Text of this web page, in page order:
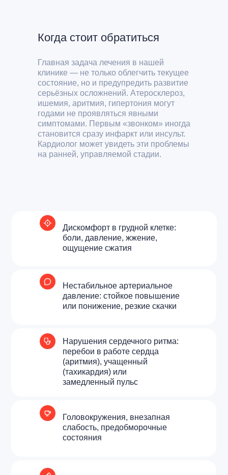
Главная задача лечения в нашей
клинике — не только облегчить текущее
состояние, но и предупредить развитие
серьёзных осложнений. Атеросклероз,
ишемия, аритмия, гипертония могут
годами не проявляться явными
симптомами. Первым «звонком» иногда
становится сразу инфаркт или инсульт.
Кардиолог может увидеть эти проблемы
на ранней, управляемой стадии.
Когда стоит обратиться
Дискомфорт в грудной клетке:
боли, давление, жжение,
ощущение сжатия
Нарушения сердечного ритма:
перебои в работе сердца
(аритмия), учащенный
(тахикардия) или
замедленный пульс
Головокружения, внезапная
слабость, предобморочные
состояния
Нестабильное артериальное
давление: стойкое повышение
или понижение, резкие скачки